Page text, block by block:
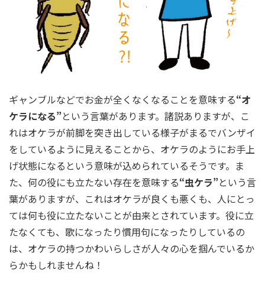
ギャンブルなどでお金が全くなくなることを意味する“オ
ケラになる”という言葉があります。諸説ありますが、こ
れはオケラが前脚を突き出している様子がまるでバンザイ
をしているように見えることから、オケラのようにお手上
げ状態になるという意味が込められているそうです。ま
た、何の役にも立たない存在を意味する“虫ケラ”という言
葉がありますが、これはオケラが良くも悪くも、人にとっ
ては何も役に立たないことが由来とされています。役に立
たなくても、歌になったり慣用句になったりしているの
は、オケラの持つかわいらしさが人々の心を掴んでいるか
らかもしれませんね！